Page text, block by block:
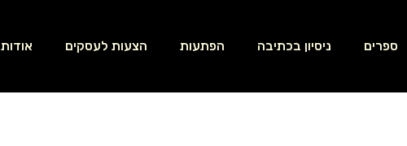
ספרים ניסיון בכתיבה הפתעות הצעות לעסקים אודות